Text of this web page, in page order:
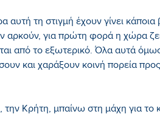
αυτή τη στιγμή έχουν γίνει
αρκούν, για πρώτη φορά η χώρα
από το εξωτερικό. Όλα αυτά
και χαράξουν κοινή πορεία
Κρήτη, μπαίνω στη μάχη για το